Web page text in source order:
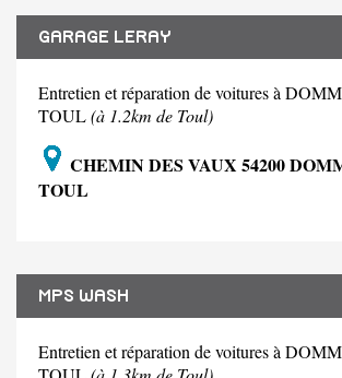
GARAGE LERAY
Entretien et réparation de voitures à
TOUL(à 1.2km de Toul)
CHEMIN DES VAUX 54200
TOUL
MPS WASH
Entretien et réparation de voitures à